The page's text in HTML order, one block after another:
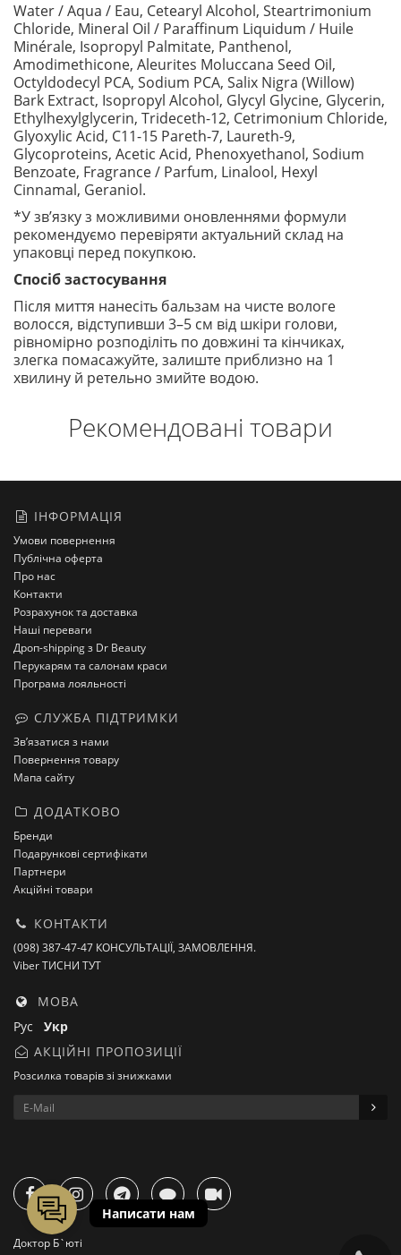
Water / Aqua / Eau, Cetearyl Alcohol, Steartrimonium
Chloride, Mineral Oil / Paraffinum Liquidum / Huile
Minérale, Isopropyl Palmitate, Panthenol,
Amodimethicone, Aleurites Moluccana Seed Oil,
Octyldodecyl PCA, Sodium PCA, Salix Nigra (Willow)
Bark Extract, Isopropyl Alcohol, Glycyl Glycine, Glycerin,
Ethylhexylglycerin, Trideceth-12, Cetrimonium Chloride,
Glyoxylic Acid, C11-15 Pareth-7, Laureth-9,
Glycoproteins, Acetic Acid, Phenoxyethanol, Sodium
Benzoate, Fragrance / Parfum, Linalool, Hexyl
Cinnamal, Geraniol.
*У зв’язку з можливими оновленнями формули
рекомендуємо перевіряти актуальний склад на
упаковці перед покупкою.
Спосіб застосування
Після миття нанесіть бальзам на чисте вологе
волосся, відступивши 3–5 см від шкіри голови,
рівномірно розподіліть по довжині та кінчиках,
злегка помасажуйте, залиште приблизно на 1
хвилину й ретельно змийте водою.
Рекомендовані товари
ІНФОРМАЦІЯ
Умови повернення
Публічна оферта
Про нас
Контакти
Розрахунок та доставка
Наші переваги
Дроп-shipping з Dr Beauty
Перукарям та салонам краси
Програма лояльності
СЛУЖБА ПІДТРИМКИ
Зв’язатися з нами
Повернення товару
Мапа сайту
ДОДАТКОВО
Бренди
Подарункові сертифікати
Партнери
Акційні товари
КОНТАКТИ
(098) 387-47-47 КОНСУЛЬТАЦІЇ, ЗАМОВЛЕННЯ.
Viber ТИСНИ ТУТ
МОВА
Рус Укр
АКЦІЙНІ ПРОПОЗИЦІЇ
Розсилка товарів зі знижками
Доктор Б`юті